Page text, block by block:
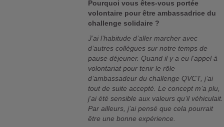
Pourquoi vous êtes-vous portée
volontaire pour être ambassadrice du
challenge solidaire ?
J’ai l’habitude d’aller marcher avec
d’autres collègues sur notre temps de
pause déjeuner. Quand il y a eu l’appel à
volontariat pour tenir le rôle
d’ambassadeur du challenge QVCT, j’ai
tout de suite accepté. Le concept m’a plu,
j’ai été sensible aux valeurs qu’il véhiculait.
Par ailleurs, j’ai pensé que cela pourrait
être une bonne expérience.